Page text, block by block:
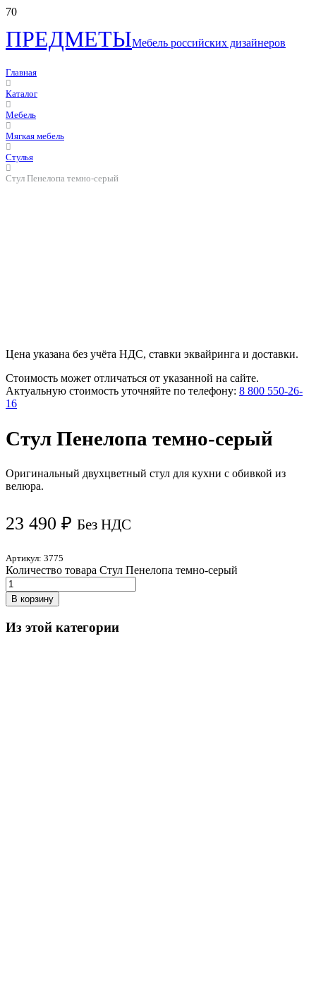
ПРЕДМЕТЫМебель российских дизайнеров
Главная
Каталог
Мебель
Мягкая мебель
Стулья
Стул Пенелопа темно-серый
Цена указана без учёта НДС, ставки эквайринга и доставки.
Стоимость может отличаться от указанной на сайте.
Актуальную стоимость уточняйте по телефону: 8 800 550-26-
16
Стул Пенелопа темно-серый
Оригинальный двухцветный стул для кухни с обивкой из
велюра.
23 490 ₽ Без НДС
Артикул: 3775
Количество товара Стул Пенелопа темно-серый
В корзину
Из этой категории